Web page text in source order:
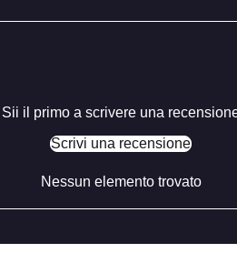
Sii il primo a scrivere una
Scrivi una recensione
Nessun elemento trovato